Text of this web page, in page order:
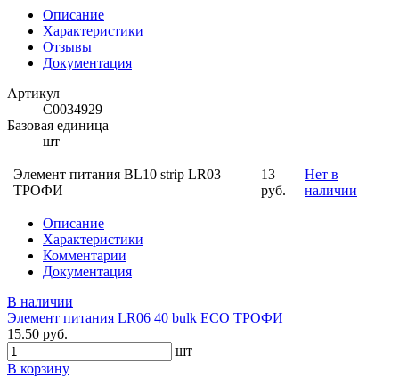
Описание
Характеристики
Отзывы
Документация
Артикул
С0034929
Базовая единица
шт
Элемент питания BL10 strip LR03
ТРОФИ
13
руб.
Нет в
наличии
Описание
Характеристики
Комментарии
Документация
В наличии
Элемент питания LR06 40 bulk ECO ТРОФИ
15.50 руб.
шт
В корзину